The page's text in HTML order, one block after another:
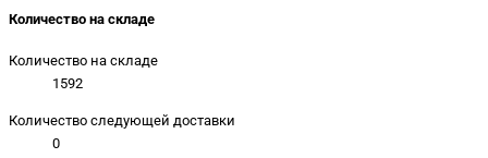
Количество на складе
Количество на складе
1592
Количество следующей доставки
0